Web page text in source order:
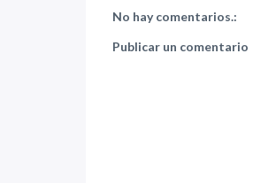
No hay comentarios.:
Publicar un comentario